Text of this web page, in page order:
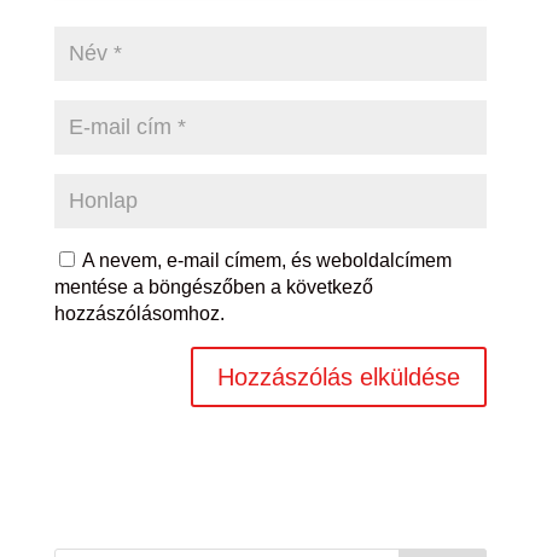
A nevem, e-mail címem, és weboldalcímem
mentése a böngészőben a következő
hozzászólásomhoz.